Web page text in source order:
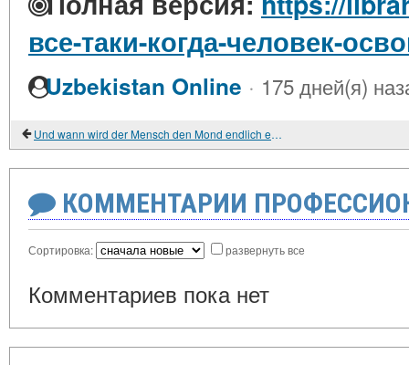
все-таки-когда-человек-
Uzbekistan Online · 175 дней(я)
Und wann wird der Mensch den Mond endlich erschließen?
КОММЕНТАРИИ
Сортировка: развернуть все
Комментариев пока нет